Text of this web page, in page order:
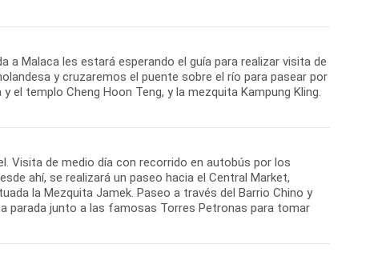
a Malaca les estará esperando el guía para realizar visita de
y cruzaremos el puente sobre el río para pasear por
el templo Cheng Hoon Teng, y la mezquita Kampung Kling.
Visita de medio día con recorrido en autobús por los
ahí, se realizará un paseo hacia el Central Market,
la Mezquita Jamek. Paseo a través del Barrio Chino y
parada junto a las famosas Torres Petronas para tomar